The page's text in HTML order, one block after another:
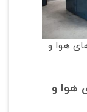
هوا و
هوا و